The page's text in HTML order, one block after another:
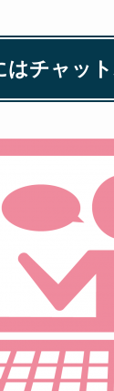
はチャッ